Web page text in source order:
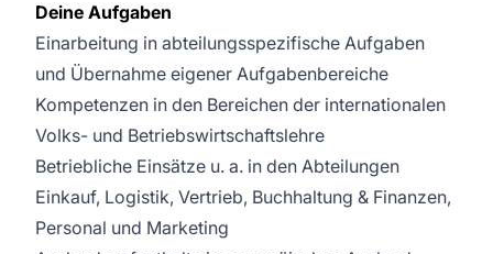
Deine Aufgaben
Einarbeitung in abteilungsspezifische Aufgaben
und Übernahme eigener Aufgabenbereiche
Kompetenzen in den Bereichen der internationalen
Volks- und Betriebswirtschaftslehre
Betriebliche Einsätze u. a. in den Abteilungen
Einkauf, Logistik, Vertrieb, Buchhaltung & Finanzen,
Personal und Marketing